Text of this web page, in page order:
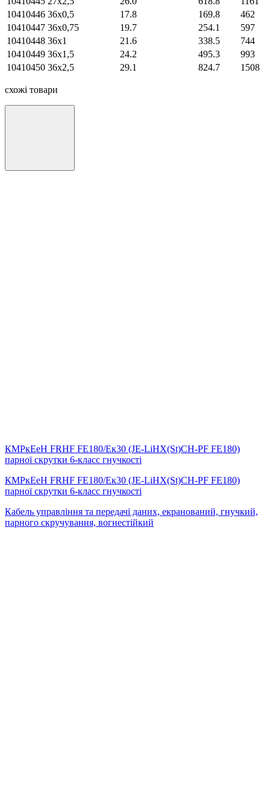
10410446 36х0,5 17.8 169.8
462
10410447 36х0,75 19.7 254.1
597
10410448 36х1 21.6 338.5
744
10410449 36х1,5 24.2 495.3
993
10410450 36х2,5 29.1 824.7 1508
схожі товари
КМРкЕеН FRHF FE180/Eк30 (JE-LiHX(St)СH-PF FE180)
парної скрутки 6-класс гнучкості
КМРкЕеН FRHF FE180/Eк30 (JE-LiHX(St)СH-PF FE180)
парної скрутки 6-класс гнучкості
Кабель управління та передачі даних, екранований, гнучкий,
парного скручування, вогнестійкий